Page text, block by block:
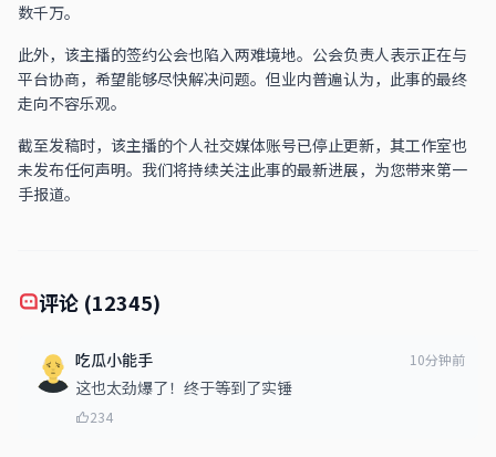
数千万。
此外，该主播的签约公会也陷入两难境地。公会负责人表示正在与
平台协商，希望能够尽快解决问题。但业内普遍认为，此事的最终
走向不容乐观。
截至发稿时，该主播的个人社交媒体账号已停止更新，其工作室也
未发布任何声明。我们将持续关注此事的最新进展，为您带来第一
手报道。
评论 (12345)
吃瓜小能手 10分钟前
这也太劲爆了！终于等到了实锤
234